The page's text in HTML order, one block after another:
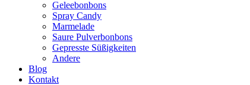
Geleebonbons
Spray Candy
Marmelade
Saure Pulverbonbons
Gepresste Süßigkeiten
Andere
Blog
Kontakt